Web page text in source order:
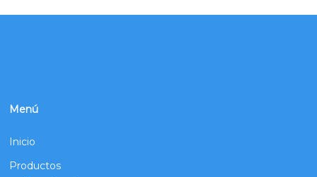
Menú
Inicio
Productos